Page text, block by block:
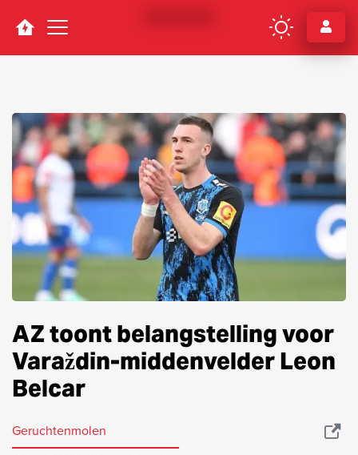
Navigation
AZ toont belangstelling voor
Varaždin-middenvelder Leon
Belcar
Geruchtenmolen